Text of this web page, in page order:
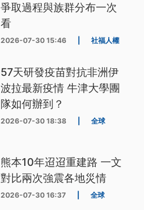
爭取過程與族群分布一次
看
2026-07-30 15:46 社福人權
57天研發疫苗對抗非洲伊
波拉最新疫情 牛津大學團
隊如何辦到？
2026-07-30 18:38 全球
熊本10年迢迢重建路 一文
對比兩次強震各地災情
2026-07-30 16:37 全球